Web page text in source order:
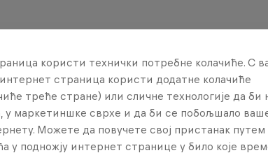
користи технички потребне колачиће. С
страница користи додатне колачиће
треће стране) или сличне технологије да би
у маркетиншке сврхе и да би се побољшало
Можете да повучете свој пристанак путем
у подножју интернет странице у било које